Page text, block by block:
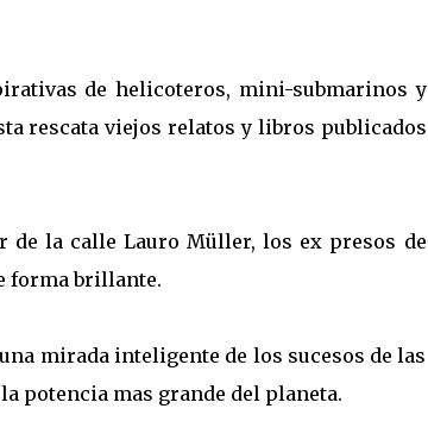
de helicoteros, mini-submarinos y
rescata viejos relatos y libros publicados
de la calle Lauro Müller, los ex presos de
forma brillante.
mirada inteligente de los sucesos de las
potencia mas grande del planeta.